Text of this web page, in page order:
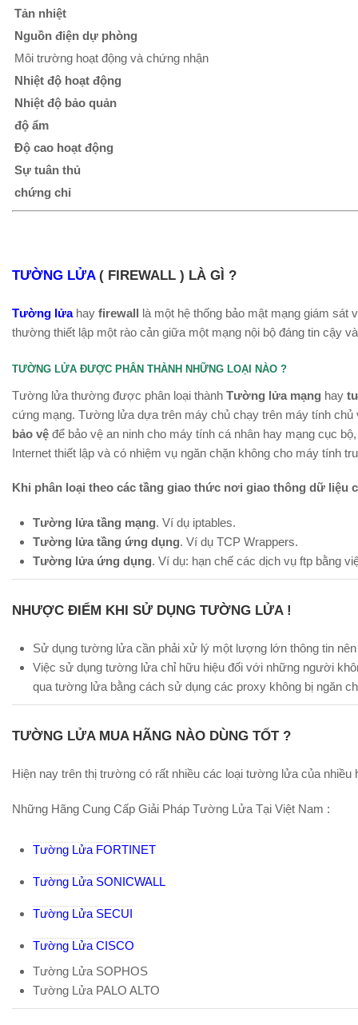
Tản nhiệt
Nguồn điện dự phòng
Môi trường hoạt động và chứng nhận
Nhiệt độ hoạt động
Nhiệt độ bảo quản
độ ẩm
Độ cao hoạt động
Sự tuân thủ
chứng chỉ
TƯỜNG LỬA( FIREWALL ) LÀ GÌ ?
Tường lửahay firewall là một hệ thống bảo mật mạng giám
thường thiết lập một rào cản giữa một mạng nội bộ đáng tin cậy
TƯỜNG LỬA ĐƯỢC PHÂN THÀNH NHỮNG LOẠI NÀO ?
Tường lửa thường được phân loại thành Tường lửa mạng hay
cứng mạng. Tường lửa dựa trên máy chủ chạy trên máy tính
bảo vệ để bảo vệ an ninh cho máy tính cá nhân hay mạng cục
Internet thiết lập và có nhiệm vụ ngăn chặn không cho máy tính
Khi phân loại theo các tầng giao thức nơi giao thông dữ liệu
Tường lửa tầng mạng. Ví dụ iptables.
Tường lửa tầng ứng dụng. Ví dụ TCP Wrappers.
Tường lửa ứng dụng. Ví dụ: hạn chế các dịch vụ ftp bằng
NHƯỢC ĐIỂM KHI SỬ DỤNG TƯỜNG LỬA !
Sử dụng tường lửa cần phải xử lý một lượng lớn thông tin
Việc sử dụng tường lửa chỉ hữu hiệu đối với những người
qua tường lửa bằng cách sử dụng các proxy không bị ngăn
TƯỜNG LỬA MUA HÃNG NÀO DÙNG TỐT ?
Hiện nay trên thị trường có rất nhiều các loại tường lửa của
Những Hãng Cung Cấp Giải Pháp Tường Lửa Tại Việt Nam :
Tường Lửa FORTINET
Tường Lửa SONICWALL
Tường Lửa SECUI
Tường Lửa CISCO
Tường Lửa SOPHOS
Tường Lửa PALO ALTO